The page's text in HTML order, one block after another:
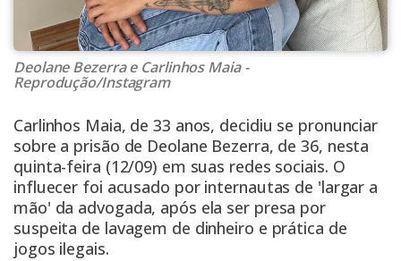
Deolane Bezerra e Carlinhos Maia -
Reprodução/Instagram
Carlinhos Maia, de 33 anos, decidiu se pronunciar
sobre a prisão de Deolane Bezerra, de 36, nesta
quinta-feira (12/09) em suas redes sociais. O
influecer foi acusado por internautas de 'largar a
mão' da advogada, após ela ser presa por
suspeita de lavagem de dinheiro e prática de
jogos ilegais.